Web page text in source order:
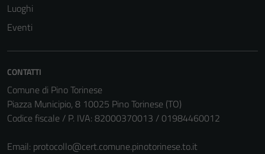
Luoghi
Eventi
CONTATTI
Comune di Pino Torinese
Piazza Municipio, 8 10025 Pino Torinese (TO)
Codice fiscale / P. IVA: 82000370013 / 01984460012
Email: protocollo@cert.comune.pinotorinese.to.it